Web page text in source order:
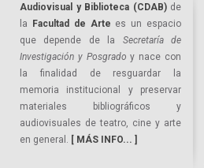
Audiovisual y Biblioteca (CDAB)de
la
Facultad de Arte es un espacio
que depende de la Secretaría de
Investigación y Posgrado y nace con
la finalidad de resguardar la
memoria institucional y preservar
materiales bibliográficos y
audiovisuales de teatro, cine y arte
en general. [ MÁS INFO... ]